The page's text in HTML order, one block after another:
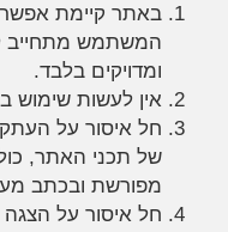
באתר קיימת
המשתמש מתחייב
ומדויקים בלבד.
אין לעשות שימוש
חל איסור על
של תכני האתר,
מפורשת ובכתב
חל איסור על